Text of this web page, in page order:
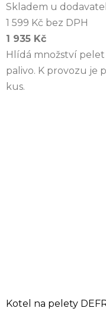
Skladem u
1 599 Kč bez DPH
1 935 Kč
Hlídá množství
palivo. K provozu je
kus.
Kotel na pelety